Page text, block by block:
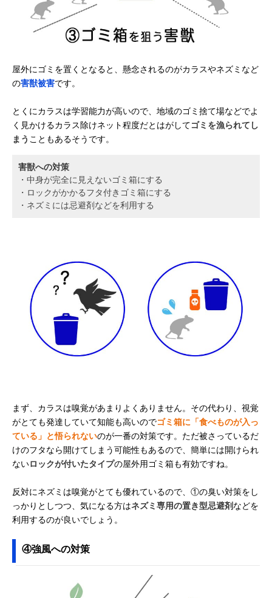
屋外にゴミを置くとなると、懸念されるのがカラスやネズミなど
の害獣被害です。
とくにカラスは学習能力が高いので、地域のゴミ捨て場などでよ
く見かけるカラス除けネット程度だとはがしてゴミを漁られてし
まう こともあるそうです。
害獣への対策
・中身が完全に見えないゴミ箱にする
・ロックがかかるフタ付きゴミ箱にする
・ネズミには忌避剤などを利用する
まず、カラスは嗅覚があまりよくありません。その代わり、視覚
がとても発達していて知能も高いのでゴミ箱に「食べものが入っ
ている」と悟られないのが一番の対策です。ただ被さっているだ
けのフタなら開けてしまう可能性もあるので、簡単には開けられ
ないロックが付いたタイプの屋外用ゴミ箱も有効ですね。
反対にネズミは嗅覚がとても優れているので、①の臭い対策をし
っかりとしつつ、気になる方はネズミ専用の置き型忌避剤などを
利用するのが良いでしょう。
④強風への対策